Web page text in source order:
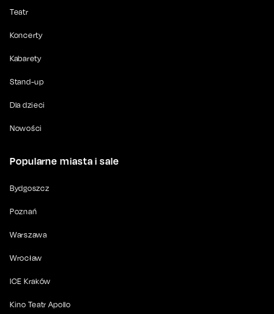
Teatr
Koncerty
Kabarety
Stand-up
Dla dzieci
Nowości
Popularne miasta i sale
Bydgoszcz
Poznań
Warszawa
Wrocław
ICE Kraków
Kino Teatr Apollo